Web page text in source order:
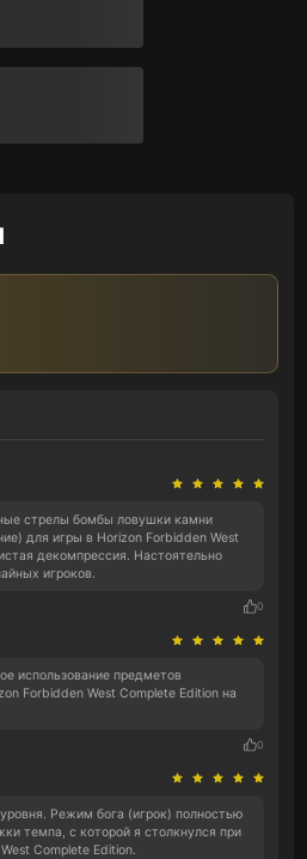
стрелы бомбы ловушки камни
для игры в Horizon Forbidden West
декомпрессия. Настоятельно
игроков.
0
использование предметов
Forbidden West Complete Edition на
0
Режим бога (игрок) полностью
темпа, с которой я столкнулся при
Complete Edition.